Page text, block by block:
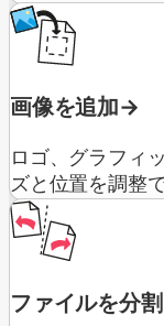
画像を追加
ロゴ、グラフィ
ズと位置を調整
ファイルを分割